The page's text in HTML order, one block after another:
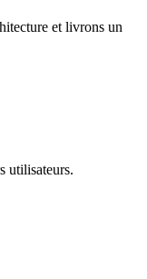
et livrons un
utilisateurs.